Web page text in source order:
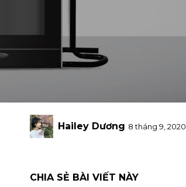
Hailey Dương 8 tháng 9, 2020
CHIA SẺ BÀI VIẾT NÀY